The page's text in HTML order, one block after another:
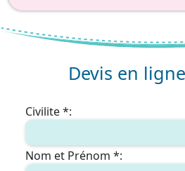
Devis en
Civilite *:
Nom et Prénom *: